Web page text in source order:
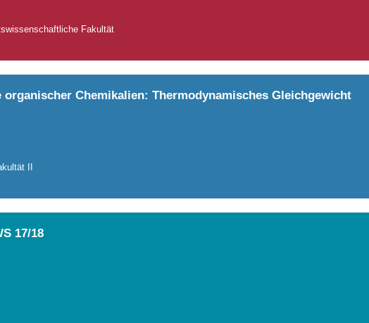
Fakultät
organischer Chemikalien: Thermodynamisches Gleichgewicht
II
17/18